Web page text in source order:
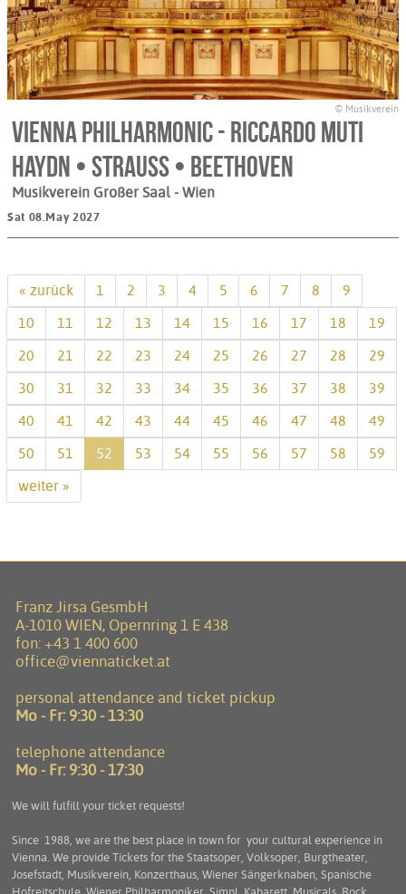
© Musikverein
Vienna Philharmonic - Riccardo Muti
Haydn • Strauss • Beethoven
Musikverein Großer Saal - Wien
Sat 08.May 2027
« zurück 1 2 3 4 5 6 7 8
9
10
11 12 13 14 15 16 17 18
19
20
21 22 23 24 25 26 27 28
29
30
31 32 33 34 35 36 37 38
39
40
41 42 43 44 45 46 47 48
49
50
51 52 53 54 55 56 57 58
59
weiter »
Franz Jirsa GesmbH
A-1010 WIEN, Opernring 1 E 438
fon: +43 1 400 600
office@viennaticket.at
personal attendance and ticket pickup
Mo - Fr: 9:30 - 13:30
telephone attendance
Mo - Fr: 9:30 - 17:30
We will fulfill your ticket requests!
Since 1988, we are the best place in town for your cultural experience in
Vienna. We provide Tickets for the Staatsoper, Volksoper, Burgtheater,
Josefstadt, Musikverein, Konzerthaus, Wiener Sängerknaben, Spanische